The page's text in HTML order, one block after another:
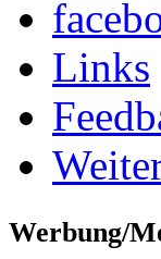
Links
Werbung/